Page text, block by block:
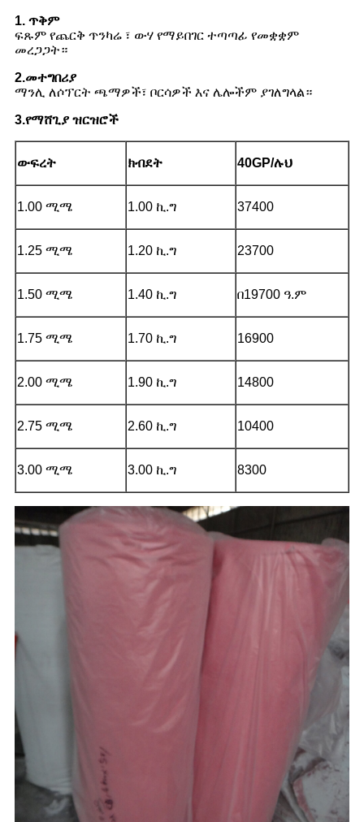
1. ጥቅም
ፍጹም የጨርቅ ጥንካሬ ፣ ውሃ የማይበገር ተጣጣፊ የመቋቋም
መረጋጋት።
2.መተግበሪያ
ማንሊ ለሶፕርት ጫማዎች፣ ቦርሳዎች እና ሌሎችም ያገለግላል።
3.የማሸጊያ ዝርዝሮች
ውፍረት ክብደት 40GP/ሉህ
1.00 ሚሜ 1.00 ኪ.ግ 37400
1.25 ሚሜ 1.20 ኪ.ግ 23700
1.50 ሚሜ 1.40 ኪ.ግ በ19700 ዓ.ም
1.75 ሚሜ 1.70 ኪ.ግ 16900
2.00 ሚሜ 1.90 ኪ.ግ 14800
2.75 ሚሜ 2.60 ኪ.ግ 10400
3.00 ሚሜ 3.00 ኪ.ግ 8300